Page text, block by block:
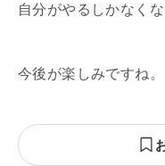
自分がやるしかなくな
今後が楽しみですね。